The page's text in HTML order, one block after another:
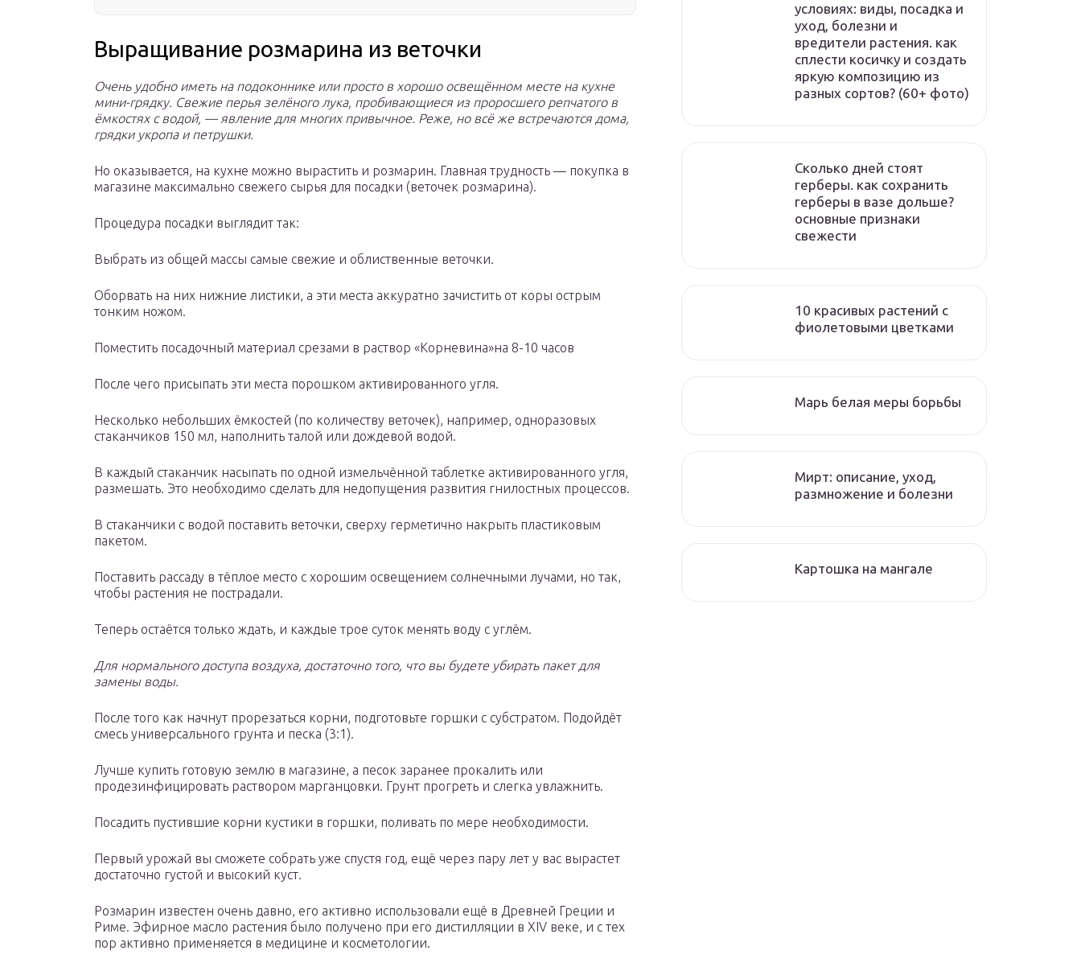
Выращивание розмарина из веточки
Очень удобно иметь на подоконнике или просто в хорошо освещённом месте на кухне
мини-грядку. Свежие перья зелёного лука, пробивающиеся из проросшего репчатого в
ёмкостях с водой, — явление для многих привычное. Реже, но всё же встречаются дома,
грядки укропа и петрушки.
Но оказывается, на кухне можно вырастить и розмарин. Главная трудность — покупка в
магазине максимально свежего сырья для посадки (веточек розмарина).
Процедура посадки выглядит так:
Выбрать из общей массы самые свежие и облиственные веточки.
Оборвать на них нижние листики, а эти места аккуратно зачистить от коры острым
тонким ножом.
Поместить посадочный материал срезами в раствор «Корневина»на 8-10 часов
После чего присыпать эти места порошком активированного угля.
Несколько небольших ёмкостей (по количеству веточек), например, одноразовых
стаканчиков 150 мл, наполнить талой или дождевой водой.
В каждый стаканчик насыпать по одной измельчённой таблетке активированного угля,
размешать. Это необходимо сделать для недопущения развития гнилостных процессов.
В стаканчики с водой поставить веточки, сверху герметично накрыть пластиковым
пакетом.
Поставить рассаду в тёплое место с хорошим освещением солнечными лучами, но так,
чтобы растения не пострадали.
Теперь остаётся только ждать, и каждые трое суток менять воду с углём.
Для нормального доступа воздуха, достаточно того, что вы будете убирать пакет для
замены воды.
После того как начнут прорезаться корни, подготовьте горшки с субстратом. Подойдёт
смесь универсального грунта и песка (3:1).
Лучше купить готовую землю в магазине, а песок заранее прокалить или
продезинфицировать раствором марганцовки. Грунт прогреть и слегка увлажнить.
Посадить пустившие корни кустики в горшки, поливать по мере необходимости.
Первый урожай вы сможете собрать уже спустя год, ещё через пару лет у вас вырастет
достаточно густой и высокий куст.
Розмарин известен очень давно, его активно использовали ещё в Древней Греции и
Риме. Эфирное масло растения было получено при его дистилляции в XIV веке, и с тех
пор активно применяется в медицине и косметологии.
условиях: виды, посадка и
уход, болезни и
вредители растения. как
сплести косичку и создать
яркую композицию из
разных сортов? (60+ фото)
Сколько дней стоят
герберы. как сохранить
герберы в вазе дольше?
основные признаки
свежести
10 красивых растений с
фиолетовыми цветками
Марь белая меры борьбы
Мирт: описание, уход,
размножение и болезни
Картошка на мангале